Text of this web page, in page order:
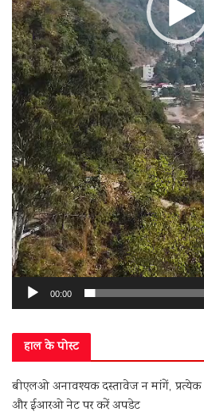
00:00
हाल के पोस्ट
बीएलओ अनावश्यक दस्तावेज न मांगें,
और ईआरओ नेट पर करें अपडेट